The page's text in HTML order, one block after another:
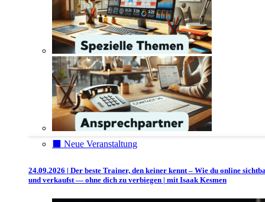
⬛️ Neue Veranstaltung
24.09.2026 | Der beste Trainer, den keiner kennt – Wie du online
und verkaufst — ohne dich zu verbiegen | mit Isaak Kesmen